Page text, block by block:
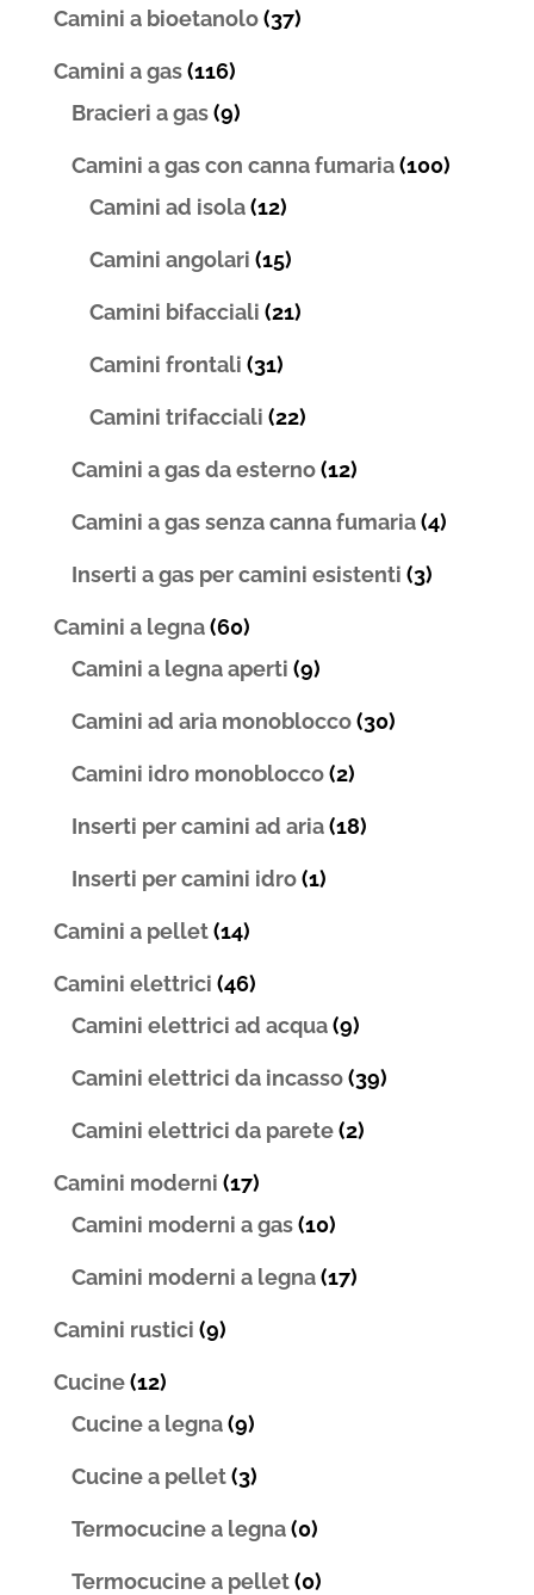
Camini a bioetanolo (37)
Camini a gas (116)
Bracieri a gas (9)
Camini a gas con canna fumaria (100)
Camini ad isola (12)
Camini angolari (15)
Camini bifacciali (21)
Camini frontali (31)
Camini trifacciali (22)
Camini a gas da esterno (12)
Camini a gas senza canna fumaria (4)
Inserti a gas per camini esistenti (3)
Camini a legna (60)
Camini a legna aperti (9)
Camini ad aria monoblocco (30)
Camini idro monoblocco (2)
Inserti per camini ad aria (18)
Inserti per camini idro (1)
Camini a pellet (14)
Camini elettrici (46)
Camini elettrici ad acqua (9)
Camini elettrici da incasso (39)
Camini elettrici da parete (2)
Camini moderni (17)
Camini moderni a gas (10)
Camini moderni a legna (17)
Camini rustici (9)
Cucine (12)
Cucine a legna (9)
Cucine a pellet (3)
Termocucine a legna (0)
Termocucine a pellet (0)